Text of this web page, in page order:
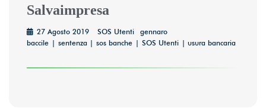
Salvaimpresa
27 Agosto 2019 SOS Utenti
gennaro
baccile
sentenza sos banche SOS Utenti usura bancaria